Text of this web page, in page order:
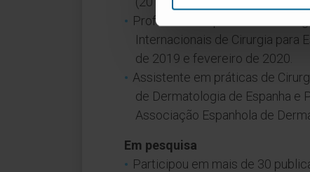
Professora de práticas de
Internacionais de Cirurgia para
de 2019 e fevereiro de 2020.
Assistente em práticas de
de Dermatologia de Espanha e
Associação Espanhola de
Em pesquisa
Participou em mais de 30